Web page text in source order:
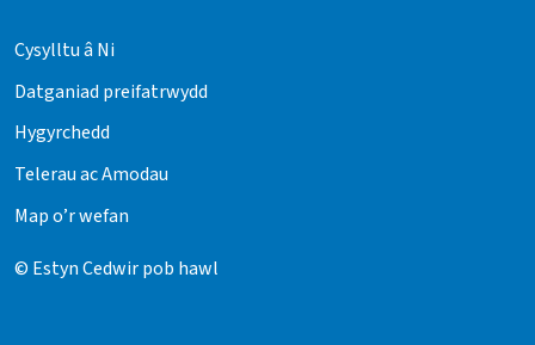
Cysylltu â Ni
Datganiad preifatrwydd
Hygyrchedd
Telerau ac Amodau
Map o’r wefan
© Estyn Cedwir pob hawl